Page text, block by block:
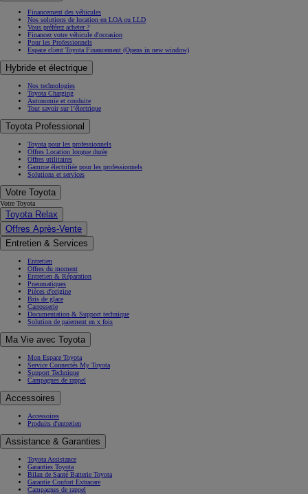
Financement des véhicules
Nos solutions de location en LOA ou LLD
Vous préférez acheter ?
Financez votre véhicule d'occasion
Pour les Professionnels
Espace client Toyota Financement (Opens in new window)
Hybride et électrique
Nos technologies
Toyota Charging
Autonomie et conduite
Tout savoir sur l’électrique
Toyota Professional
Toyota pour les professionnels
Offres Location longue durée
Offres utilitaires
Gamme électrifiée pour les professionnels
Solutions et services
Votre Toyota
Votre Toyota
Toyota Relax
Offres Après-Vente
Entretien & Services
Entretien
Offres du moment
Entretien & Réparation
Pneumatiques
Pièces d'origine
Bris de glace
Carrosserie
Documentation & Support technique
Solution de paiement en x fois
Ma Vie avec Toyota
Mon Espace Toyota
Service Connectés My Toyota
Support Technique
Campagnes de rappel
Accessoires
Accessoires
Produits d'entretien
Assistance & Garanties
Toyota Assistance
Garanties Toyota
Bilan de Santé Batterie Toyota
Garantie Confort Extracare
Campagnes de rappel